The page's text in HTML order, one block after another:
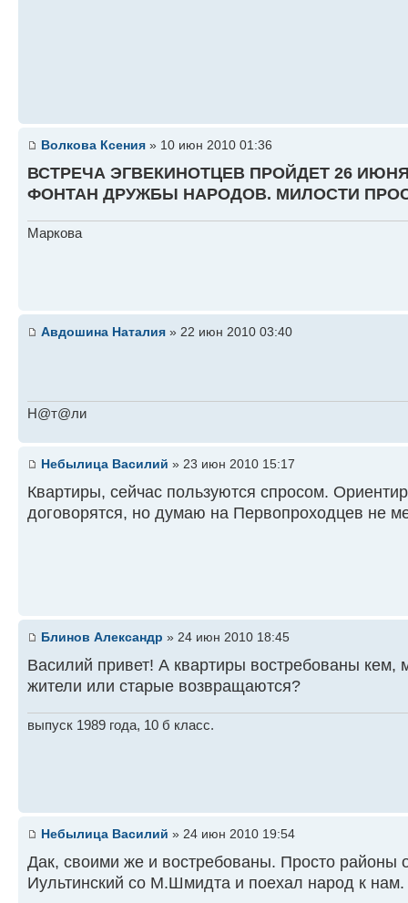
Волкова Ксения » 10 июн 2010 01:36
ВСТРЕЧА ЭГВЕКИНОТЦЕВ ПРОЙДЕТ 26
ФОНТАН ДРУЖБЫ НАРОДОВ. МИЛОСТИ
Маркова
Авдошина Наталия » 22 июн 2010 03:40
Н@т@ли
Небылица Василий » 23 июн 2010 15:17
Квартиры, сейчас пользуются спросом.
договорятся, но думаю на Первопроходцев не
Блинов Александр » 24 июн 2010 18:45
Василий привет! А квартиры востребованы
жители или старые возвращаются?
выпуск 1989 года, 10 б класс.
Небылица Василий » 24 июн 2010 19:54
Дак, своими же и востребованы. Просто районы
Иультинский со М.Шмидта и поехал народ к нам.